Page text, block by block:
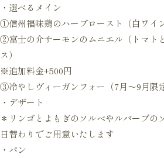
・選べるメイン
①信州福味鶏のハーブロースト（白ワイ
②富士の介サーモンのムニエル（トマト
ス）
※追加料金+500円
③冷やしヴィーガンフォー（7月～9月限定
・デザート
＊リンゴとよもぎのソルベやルバーブの
日替わりでご用意いたします
・パン